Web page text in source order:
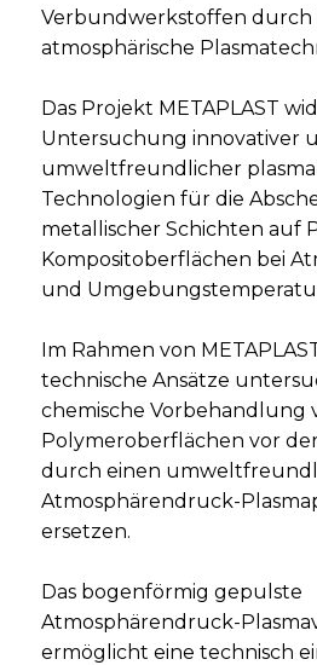
Verbundwerkstoffen durch
atmosphärische
Das Projekt METAPLAST
Untersuchung innovativer
umweltfreundlicher
Technologien für die
metallischer Schichten auf
Kompositoberflächen bei
und
Im Rahmen von
technische Ansätze
chemische Vorbehandlung
Polymeroberflächen vor
durch einen
Atmosphärendruck-
ersetzen.
Das bogenförmig gepulste
Atmosphärendruck-
ermöglicht eine technisch